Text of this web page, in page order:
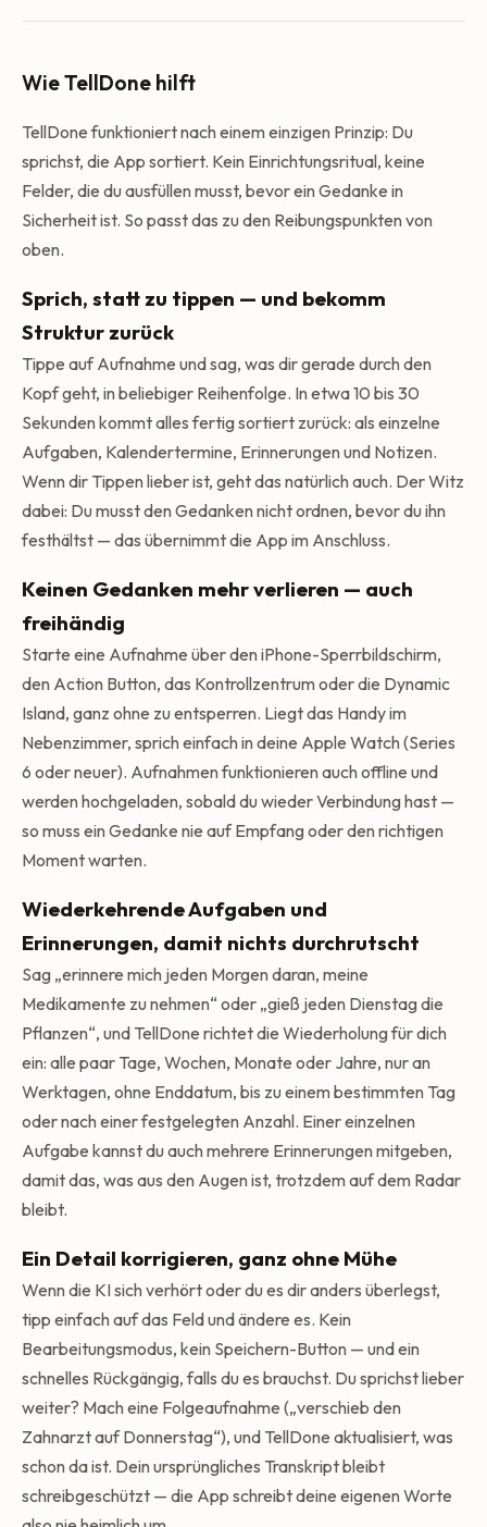
Wie TellDone hilft
TellDone funktioniert nach einem einzigen Prinzip: Du
sprichst, die App sortiert. Kein Einrichtungsritual, keine
Felder, die du ausfüllen musst, bevor ein Gedanke in
Sicherheit ist. So passt das zu den Reibungspunkten von
oben.
Sprich, statt zu tippen — und bekomm
Struktur zurück
Tippe auf Aufnahme und sag, was dir gerade durch den
Kopf geht, in beliebiger Reihenfolge. In etwa 10 bis 30
Sekunden kommt alles fertig sortiert zurück: als einzelne
Aufgaben, Kalendertermine, Erinnerungen und Notizen.
Wenn dir Tippen lieber ist, geht das natürlich auch. Der Witz
dabei: Du musst den Gedanken nicht ordnen, bevor du ihn
festhältst — das übernimmt die App im Anschluss.
Keinen Gedanken mehr verlieren — auch
freihändig
Starte eine Aufnahme über den iPhone-Sperrbildschirm,
den Action Button, das Kontrollzentrum oder die Dynamic
Island, ganz ohne zu entsperren. Liegt das Handy im
Nebenzimmer, sprich einfach in deine Apple Watch (Series
6 oder neuer). Aufnahmen funktionieren auch offline und
werden hochgeladen, sobald du wieder Verbindung hast —
so muss ein Gedanke nie auf Empfang oder den richtigen
Moment warten.
Wiederkehrende Aufgaben und
Erinnerungen, damit nichts durchrutscht
Sag „erinnere mich jeden Morgen daran, meine
Medikamente zu nehmen“ oder „gieß jeden Dienstag die
Pflanzen“, und TellDone richtet die Wiederholung für dich
ein: alle paar Tage, Wochen, Monate oder Jahre, nur an
Werktagen, ohne Enddatum, bis zu einem bestimmten Tag
oder nach einer festgelegten Anzahl. Einer einzelnen
Aufgabe kannst du auch mehrere Erinnerungen mitgeben,
damit das, was aus den Augen ist, trotzdem auf dem Radar
bleibt.
Ein Detail korrigieren, ganz ohne Mühe
Wenn die KI sich verhört oder du es dir anders überlegst,
tipp einfach auf das Feld und ändere es. Kein
Bearbeitungsmodus, kein Speichern-Button — und ein
schnelles Rückgängig, falls du es brauchst. Du sprichst lieber
weiter? Mach eine Folgeaufnahme („verschieb den
Zahnarzt auf Donnerstag“), und TellDone aktualisiert, was
schon da ist. Dein ursprüngliches Transkript bleibt
schreibgeschützt — die App schreibt deine eigenen Worte